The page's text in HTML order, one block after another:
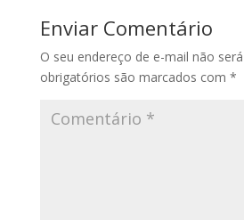
Enviar Comentário
O seu endereço de e-mail não
obrigatórios são marcados com *